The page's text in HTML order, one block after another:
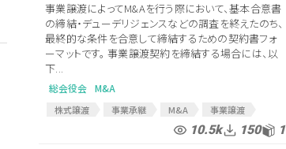
事業譲渡によってM&Aを行う際において、基本合意書
の締結・デューデリジェンスなどの調査を終えたのち、
最終的な条件を合意して締結するための契約書フォ
ーマットです。 事業譲渡契約を締結する場合には、以
下...
総会役会 M&A
株式譲渡 事業承継 M&A
事業譲渡
会社分割
10.5k 150 1